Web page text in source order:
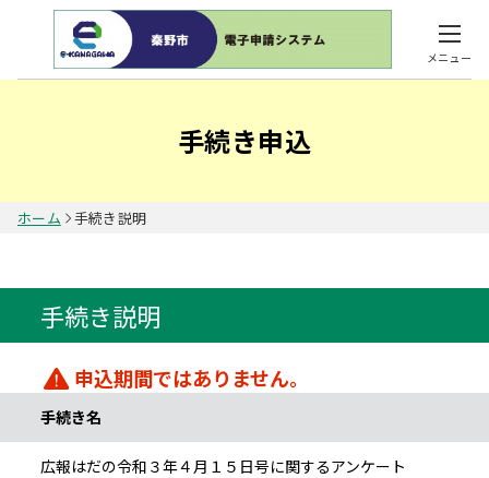
メニュー
手続き申込
ホーム 手続き説明
手続き説明
申込期間ではありません。
手続き名
広報はだの令和３年４月１５日号に関するアンケート